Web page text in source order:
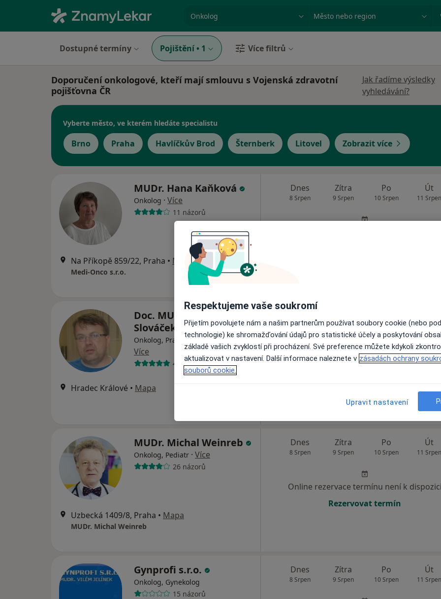
Město nebo region
Dostupné termíny Pojištění • 1 Více filtrů
Doporučení onkologové, kteří mají smlouvu s Vojenská zdravotní
pojišťovna ČR
Jak řadíme výsledky
vyhledávání?
Vyberte město, ve kterém hledáte specialistu
Brno Praha Havlíčkův Brod Šternberk Litovel Zobrazit více
MUDr. Hana Kaňková
Onkolog · Více
11 názorů
Na Příkopě 859/22, Praha • Mapa
Medi-Onco s.r.o.
Dnes
8 Srpen
Zítra
9 Srpen
Po
10 Srpen
Út
11 Srpen
Doc. MUDr. Ladislav
Slováček
Onkolog, Praktický lékař, Internista·
Více
40 názorů
Hradec Králové • Mapa
8 Srpen 9 Srpen 10 Srpen 11
Online rezervace termínu není k
MUDr. Michal Weinreb
Onkolog, Pediatr · Více
26 názorů
Uzbecká 1409/8, Praha • Mapa
MUDr. Michal Weinreb
Dnes
8 Srpen
Zítra
9 Srpen
Po
10 Srpen
Út
11 Srpen
Online rezervace termínu není k dispozici
Rezervovat termín
Gynprofi s.r.o.
Onkolog, Gynekolog
15 názorů
Dnes
8 Srpen
Zítra
9 Srpen
Po
10 Srpen
Út
11 Srpen
Respektujeme vaše soukromí
Přijetím povolujete nám a našim partnerům používat soubory cookie (nebo
technologie) ke shromažďování údajů pro statistické účely a poskytování
základě vašich zvyklostí při procházení. Své preference můžete kdykoli
aktualizovat v nastavení. Další informace naleznete v zásadách ochrany
souborů cookie.
Upravit nastavení